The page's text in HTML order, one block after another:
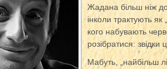
Жадана більш ніж
інколи трактують як
кого набувають
розібратися: звідки
Мабуть, „найбільш